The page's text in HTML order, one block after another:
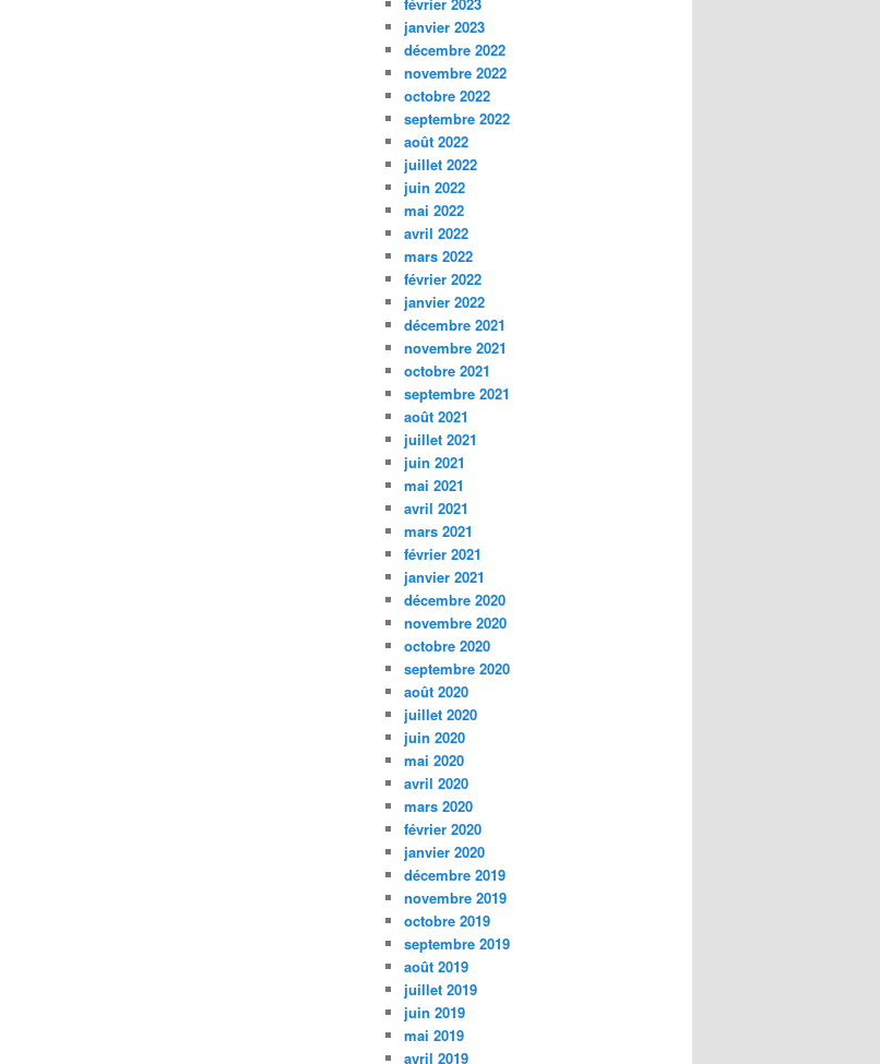
janvier 2023
décembre 2022
novembre 2022
octobre 2022
septembre 2022
août 2022
juillet 2022
juin 2022
mai 2022
avril 2022
mars 2022
février 2022
janvier 2022
décembre 2021
novembre 2021
octobre 2021
septembre 2021
août 2021
juillet 2021
juin 2021
mai 2021
avril 2021
mars 2021
février 2021
janvier 2021
décembre 2020
novembre 2020
octobre 2020
septembre 2020
août 2020
juillet 2020
juin 2020
mai 2020
avril 2020
mars 2020
février 2020
janvier 2020
décembre 2019
novembre 2019
octobre 2019
septembre 2019
août 2019
juillet 2019
juin 2019
mai 2019
avril 2019